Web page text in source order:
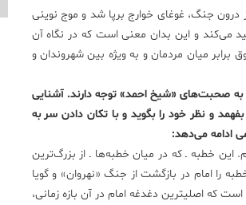
درون جنگ، غوغای خوارج برپا شد و موج نوینی
می‌کند و این بدان معنی است که در نگاه آن
میان مردمان و به ویژه بین شهروندان و
به صحبت‌های «شیخ احمد» توجه دارند. آشنایی
و نظر خود را بگوید و با تکان دادن سر به
ادامه می‌دهد:
که بدان اشاره می‌کنم. این خطبه ـ که در میان خطبه‌ها ـ از بزرگ‌ترین
را امام در بازگشت از جنگ «نهروان» و گویا
که اصلیترین دغدغه امام در آن بازه زمانی،